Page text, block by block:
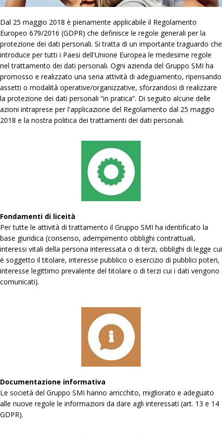
Dal 25 maggio 2018 è pienamente applicabile il Regolamento
Europeo 679/2016 (GDPR) che definisce le regole generali per la
protezione dei dati personali. Si tratta di un importante traguardo che
introduce per tutti i Paesi dell'Unione Europea le medesime regole
nel trattamento dei dati personali. Ogni azienda del Gruppo SMI ha
promosso e realizzato una seria attività di adeguamento, ripensando
assetti o modalità operative/organizzative, sforzandosi di realizzare
la protezione dei dati personali “in pratica”. Di seguito alcune delle
azioni intraprese per l'applicazione del Regolamento dal 25 maggio
2018 e la nostra politica dei trattamenti dei dati personali.
Fondamenti di liceità
Per tutte le attività di trattamento il Gruppo SMI ha identificato la
base giuridica (consenso, adempimento obblighi contrattuali,
interessi vitali della persona interessata o di terzi, obblighi di legge cui
è soggetto il titolare, interesse pubblico o esercizio di pubblici poteri,
interesse legittimo prevalente del titolare o di terzi cui i dati vengono
comunicati).
Documentazione informativa
Le società del Gruppo SMI hanno arricchito, migliorato e adeguato
alle nuove regole le informazioni da dare agli interessati (art. 13 e 14
GDPR).